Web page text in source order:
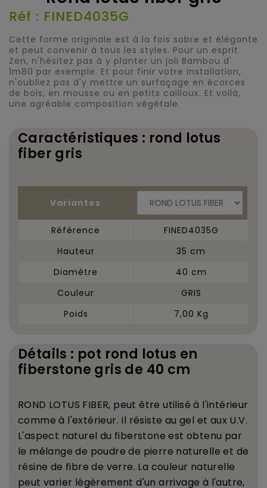
Réf : FINED4035G
Cette forme originale est à la fois sobre et élégante
et peut convenir à tous les styles. Pour un esprit
Zen, n'hésitez pas à y planter un joli Bambou d'
1m80 par exemple. Et pour finir votre installation,
n'oubliez pas d'y mettre un surfaçage en écorces
de bois, en mousse ou en petits cailloux. Et voilà,
une agréable composition végétale.
Caractéristiques : rond lotus
fiber gris
Variantes
Référence
FINED4035G
Hauteur
35 cm
Diamètre
40 cm
Couleur
GRIS
Poids
7,00 Kg
Détails : pot rond lotus en
fiberstone gris de 40 cm
ROND LOTUS FIBER, peutêtre utilisé à l'intérieur
commeà l'extérieur. Il résiste au gel et aux U.V.
L'aspect naturel du fiberstone est obtenu par
le mélange de poudre de pierre naturelle et de
résine de fibre de verre. La couleur naturelle
peut varier légèrement d'un arrivage à l'autre,